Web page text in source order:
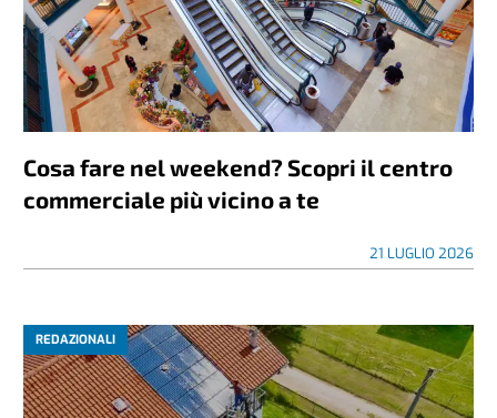
Cosa fare nel weekend? Scopri il centro
commerciale più vicino a te
21 LUGLIO 2026
REDAZIONALI